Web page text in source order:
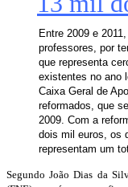
Entre 2009 e
professores, por
que representa
existentes no ano
Caixa Geral de
reformados, que
2009. Com a
dois mil euros, os
representam um
Segundo João Dias da